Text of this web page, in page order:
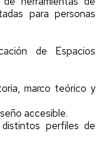
para personas
de Espacios
marco teórico y
accesible.
perfiles de